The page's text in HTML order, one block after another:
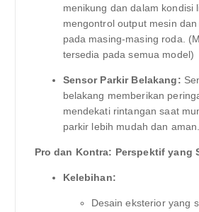
menikung dan dalam kondisi
mengontrol output mesin
pada masing-masing roda.
tersedia pada semua model)
Sensor Parkir Belakang:
belakang memberikan
mendekati rintangan saat
parkir lebih mudah dan aman.
Pro dan Kontra: Perspektif yang
Kelebihan:
Desain eksterior yang